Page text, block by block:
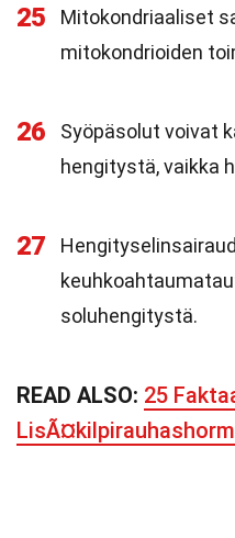
25
Mitokondriaaliset
mitokondrioiden
26
Syöpäsolut voivat
hengitystä, vaikka
27
soluhengitystä.
READ ALSO: 25